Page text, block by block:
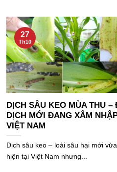
DỊCH SÂU KEO MÙA THU –
DỊCH MỚI ĐANG XÂM
VIỆT NAM
Dịch sâu keo – loài sâu hại mới
hiện tại Việt Nam nhưng...
27
Th10